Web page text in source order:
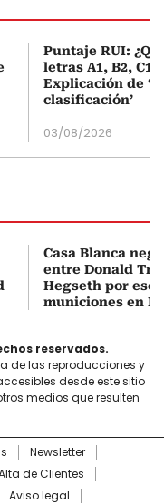
Puntaje RUI:
letras A1, B2, C1
Explicación de
clasificación’
03/08/2026
Casa Blanca
entre Donald
Hegseth por
municiones en
reservados.
de las reproducciones y
desde este sitio
medios que resulten
Newsletter
de Clientes
Aviso legal